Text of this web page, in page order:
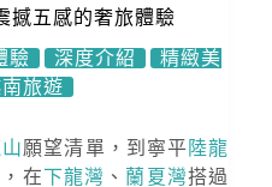
撼五感的奢旅體驗
驗 深度介紹
精緻美
旅遊
願望清單，到寧平 陸龍
在下龍灣 、 蘭夏灣搭過